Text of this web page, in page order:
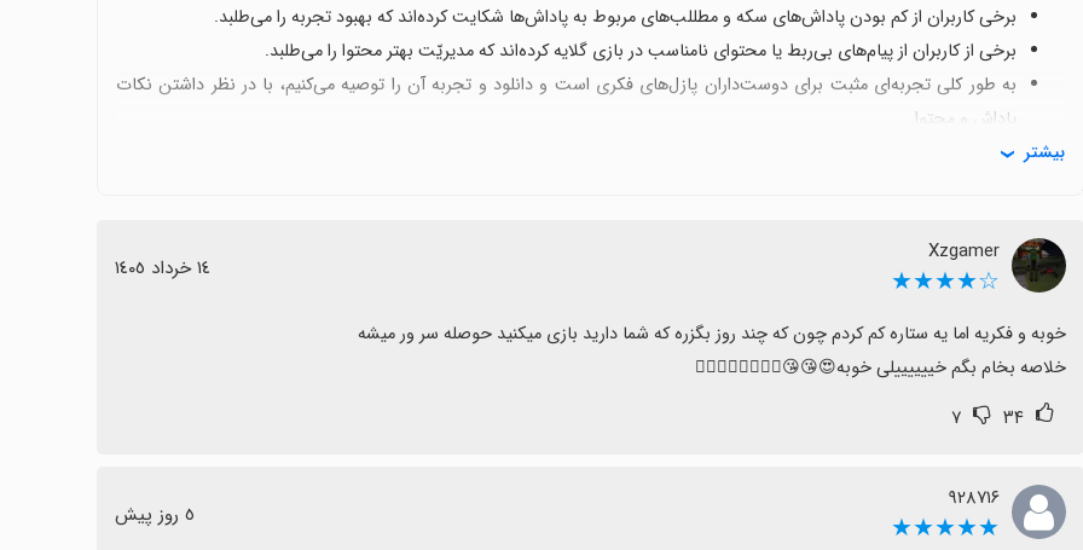
برخی کاربران از کم بودن پاداش‌های سکه و مطللب‌های مربوط به پاداش‌ها شکایت کرده‌اند که بهبود تجربه را می‌طلبد.
برخی از کاربران از پیام‌های بی‌ربط یا محتوای نامناسب در بازی گلایه کرده‌اند که مدیریّت بهتر محتوا را می‌طلبد.
به طور کلی تجربه‌ای مثبت برای دوست‌داران پازل‌های فکری است و دانلود و تجربه آن را توصیه می‌کنیم، با در نظر داشتن نکات
پاداش و محتوا.
بیشتر
Xzgamer
☆★★★★ ١٤ خرداد ١٤٠٥
خلاصه بخام بگم خییییییلی خوبه😍😘😘👍🏻👍🏻👍🏻👍🏻
۳۴ ۷
۹۲۸۷۱۶
★★★★★ ٥ روز پیش